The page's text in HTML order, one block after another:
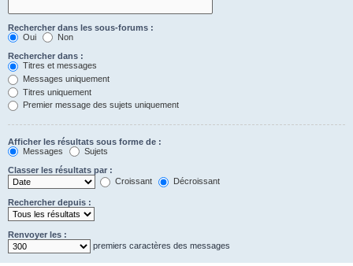
Rechercher dans les sous-forums :
Oui
Non
Rechercher dans :
Titres et messages
Messages uniquement
Titres uniquement
Premier message des sujets uniquement
Afficher les résultats sous forme de :
Messages
Sujets
Classer les résultats par :
Croissant
Décroissant
Rechercher depuis :
Renvoyer les :
premiers caractères des messages